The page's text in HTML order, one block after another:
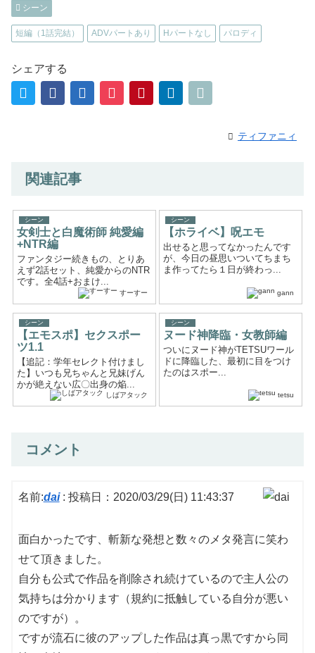
シーン
短編（1話完結） ADVパートあり Hパートなし パロディ
シェアする
ティファニィ
関連記事
シーン
女剣士と白魔術師 純愛編
+NTR編
ファンタジー続きもの、とりあ
えず2話セット、純愛からのNTR
です。全4話+おまけ...
すーすー
シーン
【ホライベ】呪エモ
出せると思ってなかったんです
が、今日の昼思いついてちまち
ま作ってたら１日が終わっ...
gann
シーン
【エモスポ】セクスポー
ツ1.1
【追記：学年セレクト付けまし
た】いつも兄ちゃんと兄妹げん
かが絶えない広〇出身の焔...
しばアタック
シーン
ヌード神降臨・女教師編
ついにヌード神がTETSUワール
ドに降臨した、最初に目をつけ
たのはスポー...
tetsu
コメント
名前:dai: 投稿日：2020/03/29(日) 11:43:37
面白かったです、斬新な発想と数々のメタ発言に笑わ
せて頂きました。
自分も公式で作品を削除され続けているので主人公の
気持ちは分かります（規約に抵触している自分が悪い
のですが）。
ですが流石に彼のアップした作品は真っ黒ですから同